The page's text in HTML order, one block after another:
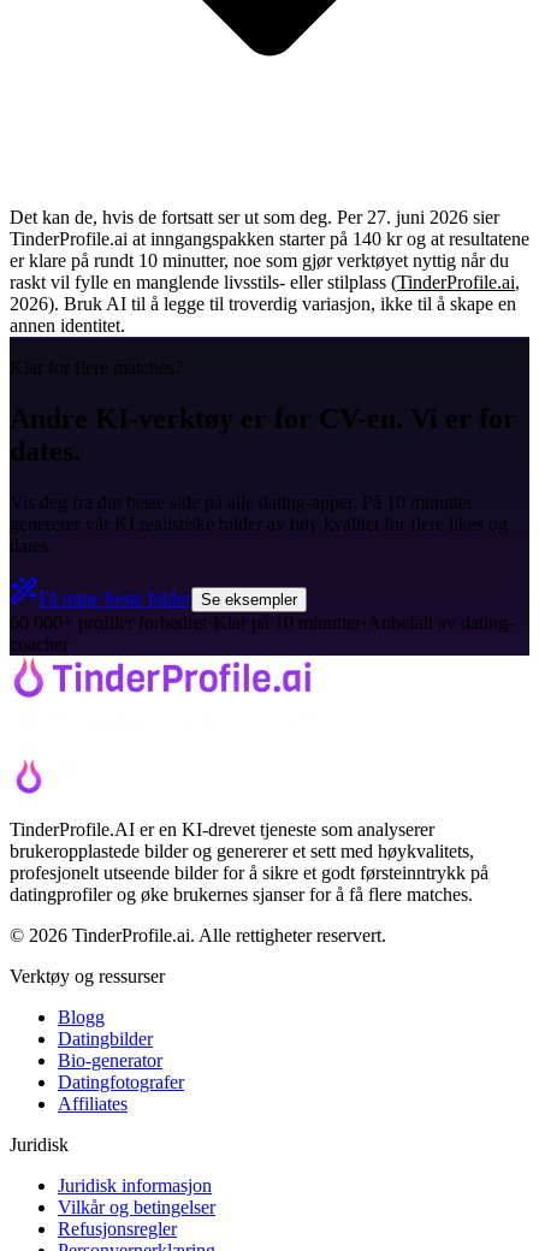
Det kan de, hvis de fortsatt ser ut som deg. Per 27. juni 2026 sier
TinderProfile.ai at inngangspakken starter på 140 kr og at resultatene
er klare på rundt 10 minutter, noe som gjør verktøyet nyttig når du
raskt vil fylle en manglende livsstils- eller stilplass (TinderProfile.ai,
2026). Bruk AI til å legge til troverdig variasjon, ikke til å skape en
annen identitet.
Klar for flere matches?
Andre KI-verktøy er for CV-en. Vi er for
dates.
Vis deg fra din beste side på alle dating-apper. På 10 minutter
genererer vår KI realistiske bilder av høy kvalitet for flere likes og
dates.
Få mine beste bilder Se eksempler
60 000+ profiler forbedret·Klar på 10 minutter· Anbefalt av dating-
coacher
TinderProfile.AI er en KI-drevet tjeneste som analyserer
brukeropplastede bilder og genererer et sett med høykvalitets,
profesjonelt utseende bilder for å sikre et godt førsteinntrykk på
datingprofiler og øke brukernes sjanser for å få flere matches.
© 2026 TinderProfile.ai. Alle rettigheter reservert.
Verktøy og ressurser
Blogg
Datingbilder
Bio-generator
Datingfotografer
Affiliates
Juridisk
Juridisk informasjon
Vilkår og betingelser
Refusjonsregler